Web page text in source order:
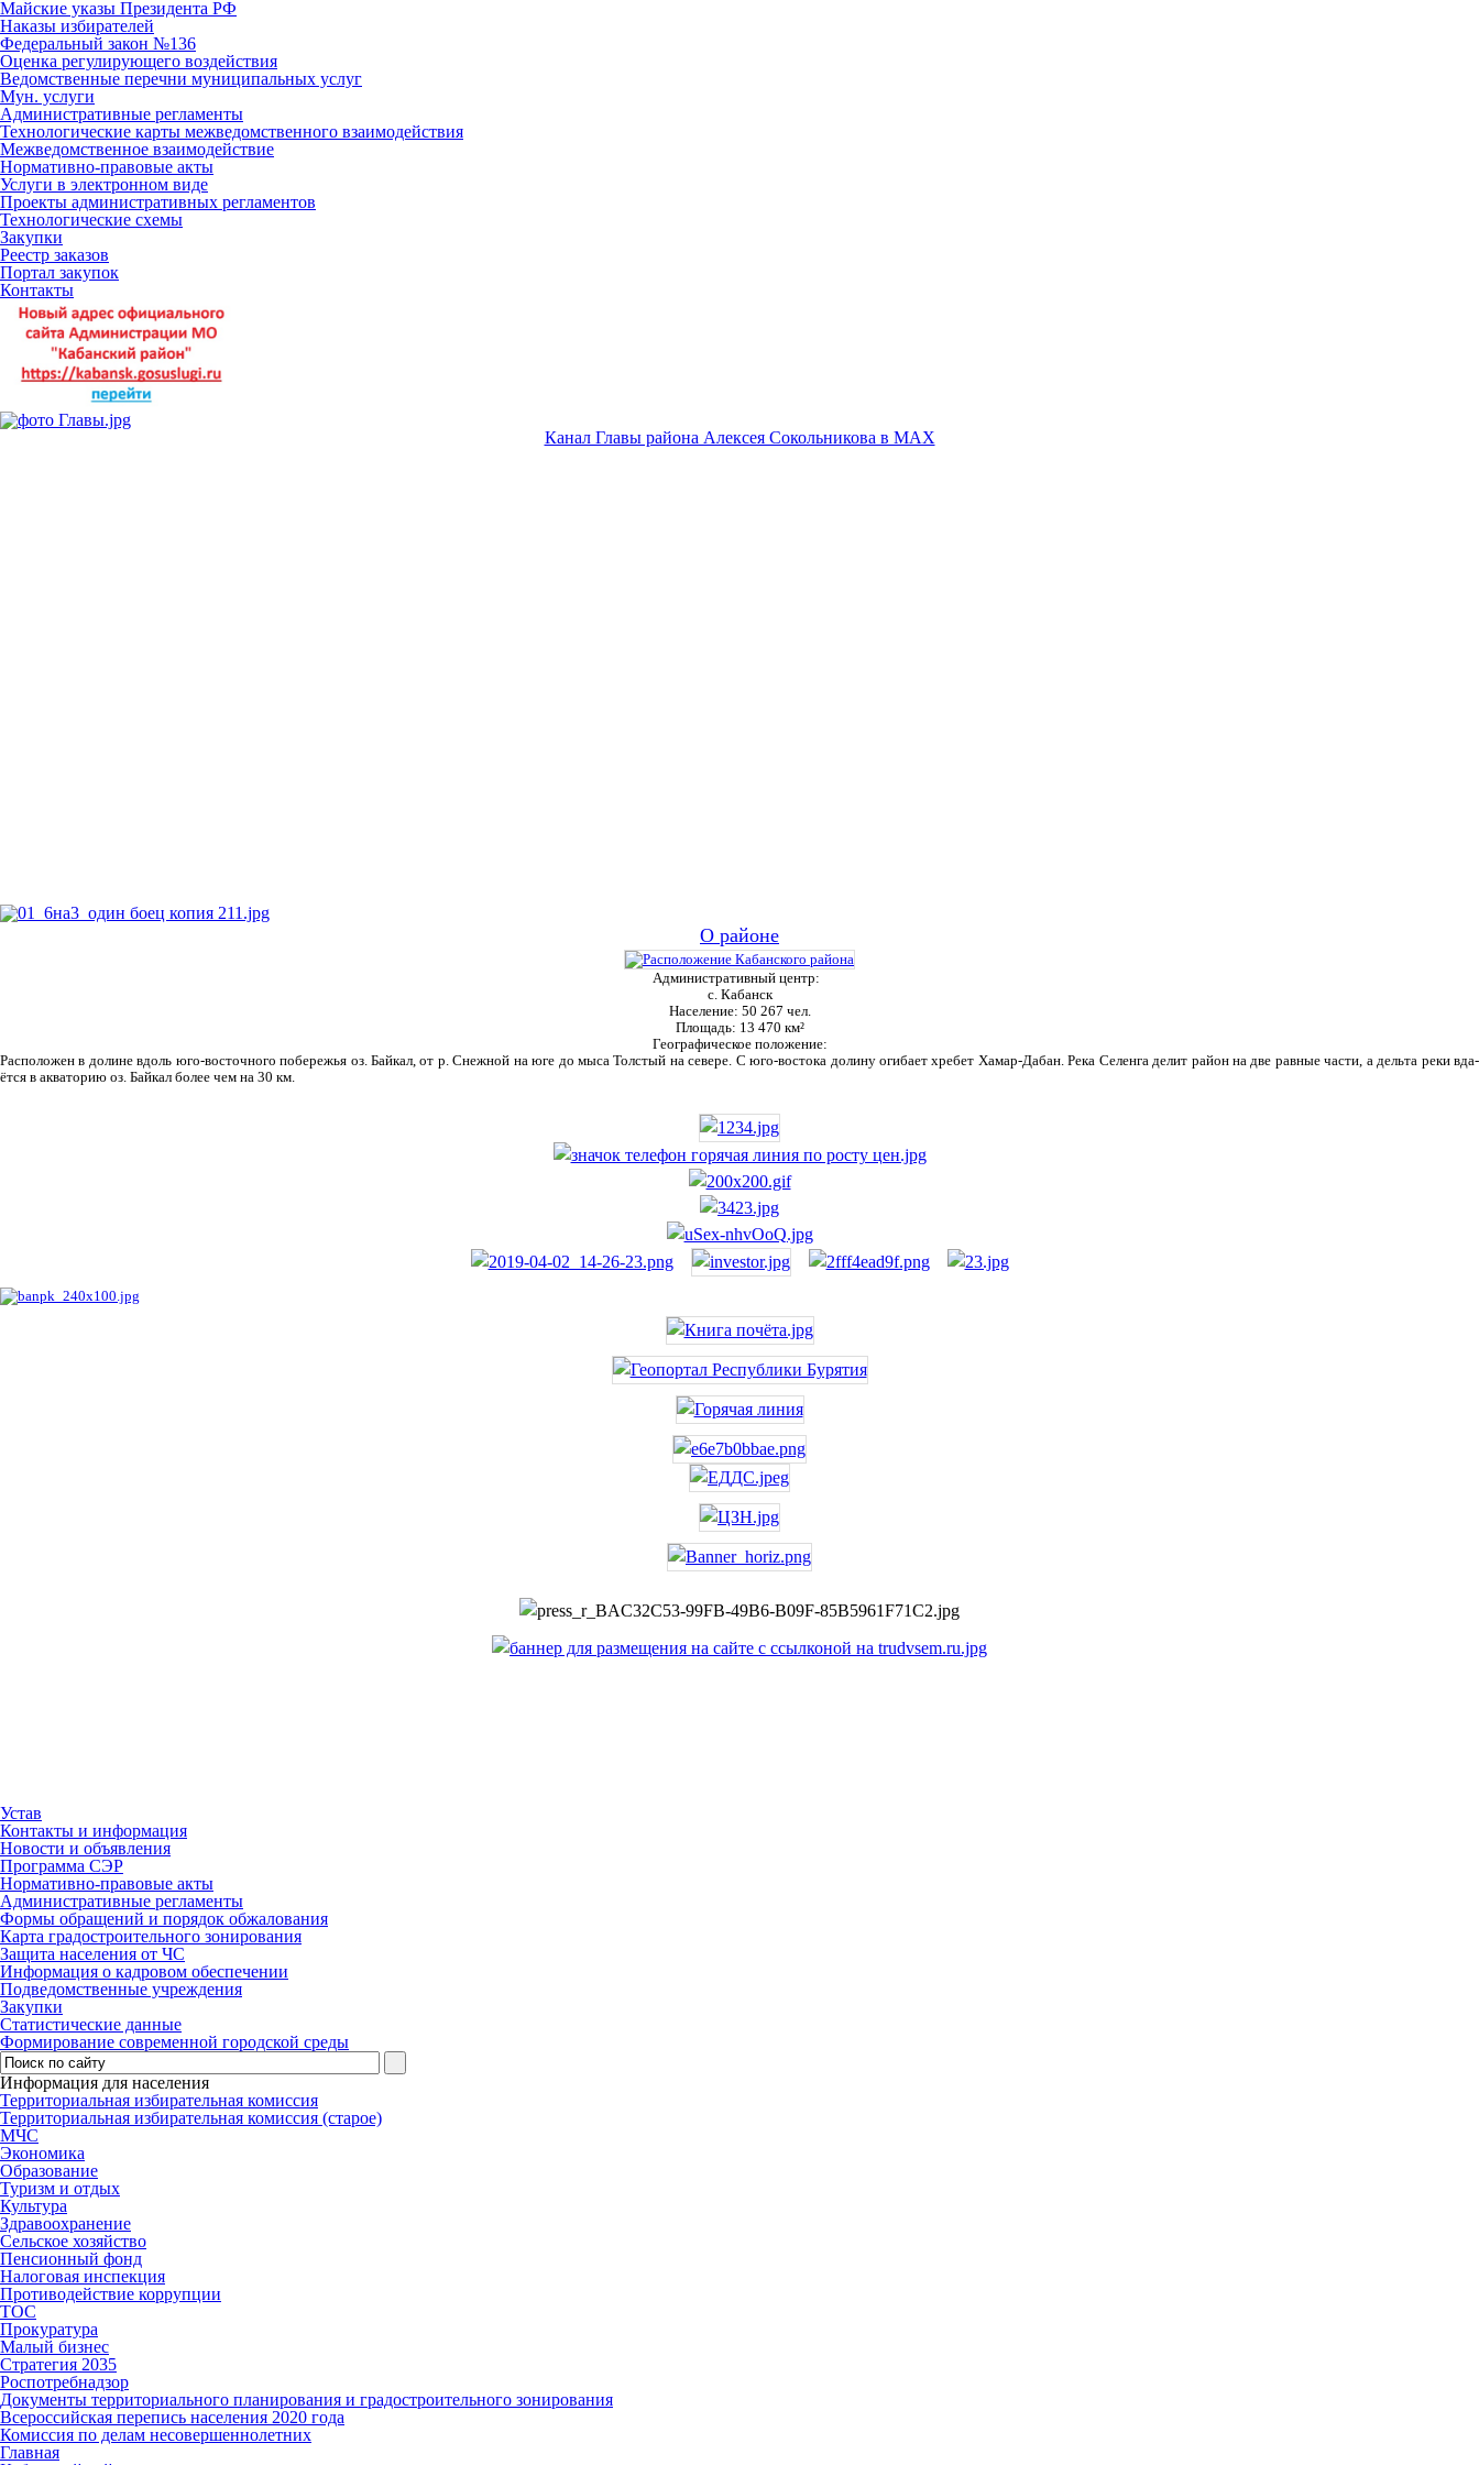
Майские указы Президента РФ
Наказы избирателей
Федеральный закон №136
Оценка регулирующего воздействия
Ведомственные перечни муниципальных услуг
Мун. услуги
Административные регламенты
Технологические карты межведомственного взаимодействия
Межведомственное взаимодействие
Нормативно-правовые акты
Услуги в электронном виде
Проекты административных регламентов
Технологические схемы
Закупки
Реестр заказов
Портал закупок
Контакты
Канал Главы района Алексея Сокольникова в MAX
О районе
Административный центр:
с. Кабанск
Население: 50 267 чел.
Площадь: 13 470 км²
Географическое положение:
Рас­положен в долине вдоль юго-восточного побережья оз. Байкал, от р. Снежной на юге до мыса Толстый на севере. С юго-востока долину огибает хребет Хамар-Дабан. Река Селенга делит район на две равные части, а дельта реки вда­
ётся в акваторию оз. Байкал более чем на 30 км.
Устав
Контакты и информация
Новости и объявления
Программа СЭР
Нормативно-правовые акты
Административные регламенты
Формы обращений и порядок обжалования
Карта градостроительного зонирования
Защита населения от ЧС
Информация о кадровом обеспечении
Подведомственные учреждения
Закупки
Статистические данные
Формирование современной городской среды
Информация для населения
Территориальная избирательная комиссия
Территориальная избирательная комиссия (старое)
МЧС
Экономика
Образование
Туризм и отдых
Культура
Здравоохранение
Сельское хозяйство
Пенсионный фонд
Налоговая инспекция
Противодействие коррупции
ТОС
Прокуратура
Малый бизнес
Стратегия 2035
Роспотребнадзор
Документы территориального планирования и градостроительного зонирования
Всероссийская перепись населения 2020 года
Комиссия по делам несовершеннолетних
Главная